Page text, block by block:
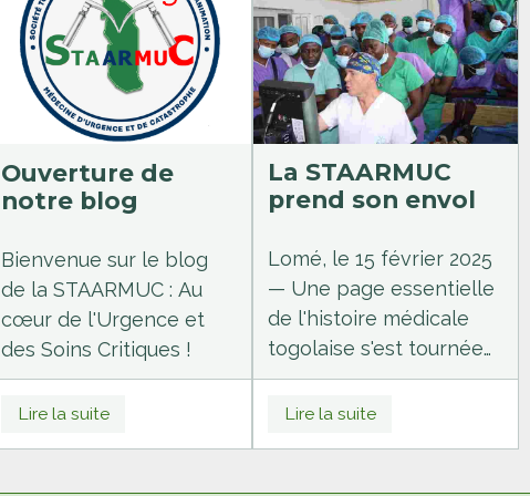
L'étude de ces systèmes
révèle une tension
constante entre deux
impératifs
fondamentaux : la
médicalisation
précoc e et la
résulte un constat de
richesse et de
complexité
organisationnelle, où
chaque modèle tente
d'apporter la réponse la
plus adaptée à ses
l'insuline en 1921.
Ouverture de
notre blog
Bienvenue sur le blog
de la STAARMUC : Au
cœur de l'Urgence et
des Soins Critiques !
Lire la suite
La STAARMUC
prend son envol
Lomé, le 15 février 2025
— Une page essentielle
de l'histoire médicale
togolaise s'est tournée
avec la tenue de la 1ère
Assemblée Générale
Lire la suite